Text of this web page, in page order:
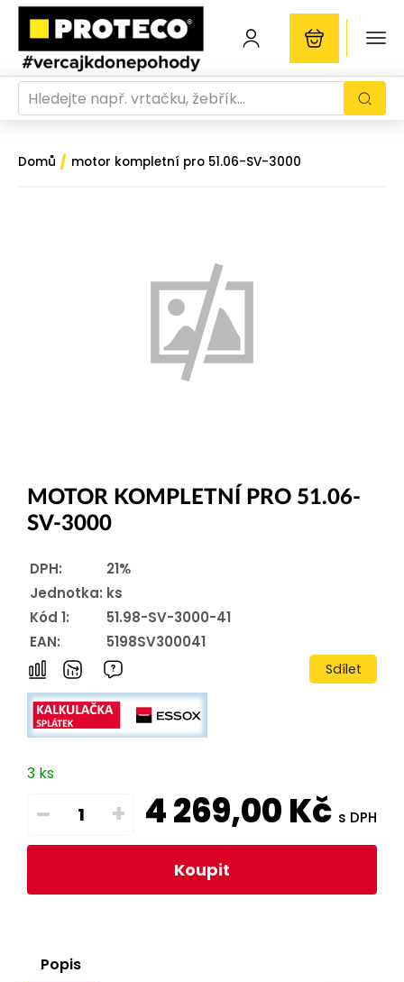
Domů / motor kompletní pro 51.06-SV-3000
MOTOR KOMPLETNÍ PRO 51.06-
SV-3000
DPH:
21%
Jednotka: ks
Kód 1:
51.98-SV-3000-41
EAN:
5198SV300041
Sdílet
3 ks
– + 4 269,00Kč s DPH
Koupit
Popis